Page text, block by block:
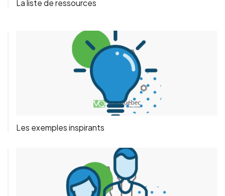
La liste de ressources
Les exemples inspirants